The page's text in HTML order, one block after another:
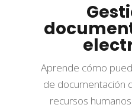
Aprende cómo
de documentación
recursos